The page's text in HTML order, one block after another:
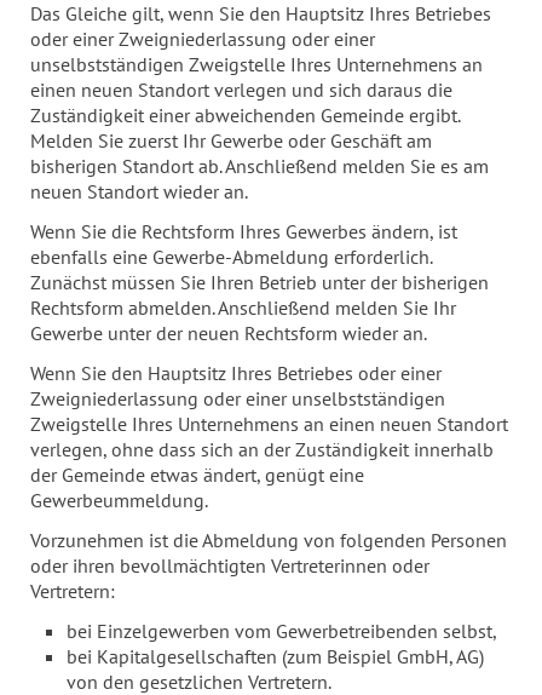
Das Gleiche gilt, wenn Sie den Hauptsitz Ihres Betriebes
oder einer Zweigniederlassung oder einer
unselbstständigen Zweigstelle Ihres Unternehmens an
einen neuen Standort verlegen und sich daraus die
Zuständigkeit einer abweichenden Gemeinde ergibt.
Melden Sie zuerst Ihr Gewerbe oder Geschäft am
bisherigen Standort ab. Anschließend melden Sie es am
neuen Standort wieder an.
Wenn Sie die Rechtsform Ihres Gewerbes ändern, ist
ebenfalls eine Gewerbe-Abmeldung erforderlich.
Zunächst müssen Sie Ihren Betrieb unter der bisherigen
Rechtsform abmelden. Anschließend melden Sie Ihr
Gewerbe unter der neuen Rechtsform wieder an.
Wenn Sie den Hauptsitz Ihres Betriebes oder einer
Zweigniederlassung oder einer unselbstständigen
Zweigstelle Ihres Unternehmens an einen neuen Standort
verlegen, ohne dass sich an der Zuständigkeit innerhalb
der Gemeinde etwas ändert, genügt eine
Gewerbeummeldung.
Vorzunehmen ist die Abmeldung von folgenden Personen
oder ihren bevollmächtigten Vertreterinnen oder
Vertretern:
bei Einzelgewerben vom Gewerbetreibenden selbst,
bei Kapitalgesellschaften (zum Beispiel GmbH, AG)
von den gesetzlichen Vertretern.